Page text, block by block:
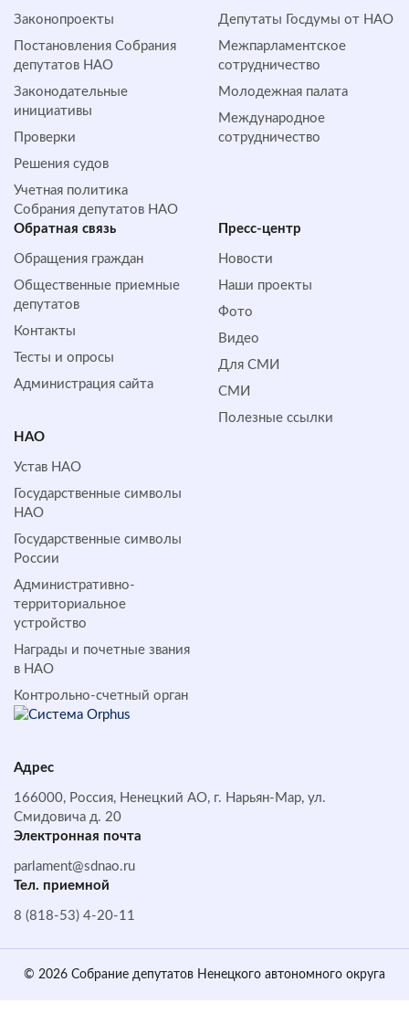
Законопроекты
Постановления Собрания
депутатов НАО
Законодательные
инициативы
Проверки
Решения судов
Учетная политика
Собрания депутатов НАО
Депутаты Госдумы от НАО
Межпарламентское
сотрудничество
Молодежная палата
Международное
сотрудничество
Обратная cвязь
Обращения граждан
Общественные приемные
депутатов
Контакты
Тесты и опросы
Администрация сайта
Пресс-центр
Новости
Наши проекты
Фото
Видео
Для СМИ
СМИ
Полезные ссылки
НАО
Устав НАО
Государственные символы
НАО
Государственные символы
России
Административно-
территориальное
устройство
Награды и почетные звания
в НАО
Контрольно-счетный орган
Адрес
166000, Россия, Ненецкий АО, г. Нарьян-Мар, ул.
Смидовича д. 20
Электронная почта
parlament@sdnao.ru
Тел. приемной
8 (818-53) 4-20-11
© 2026 Собрание депутатов Ненецкого автономного округа